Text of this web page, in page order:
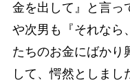
金を出して』と言っ
や次男も『それな
たちのお金にばかり
して、愕然としまし